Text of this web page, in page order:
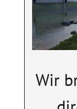
Wir